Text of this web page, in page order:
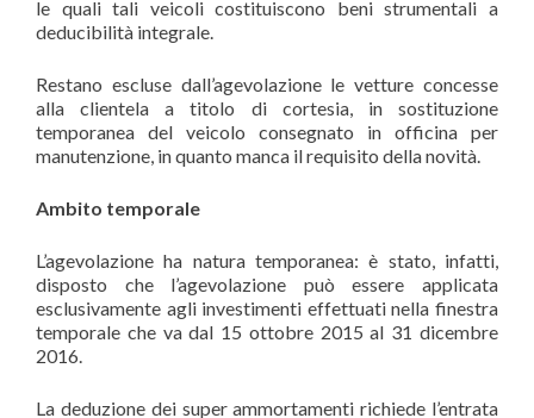
le quali tali veicoli costituiscono beni strumentali a
deducibilità integrale.
Restano escluse dall’agevolazione le vetture concesse
alla clientela a titolo di cortesia, in sostituzione
temporanea del veicolo consegnato in officina per
manutenzione, in quanto manca il requisito della novità.
Ambito temporale
L’agevolazione ha natura temporanea: è stato, infatti,
disposto che l’agevolazione può essere applicata
esclusivamente agli investimenti effettuati nella finestra
temporale che va dal 15 ottobre 2015 al 31 dicembre
2016.
La deduzione dei super ammortamenti richiede l’entrata